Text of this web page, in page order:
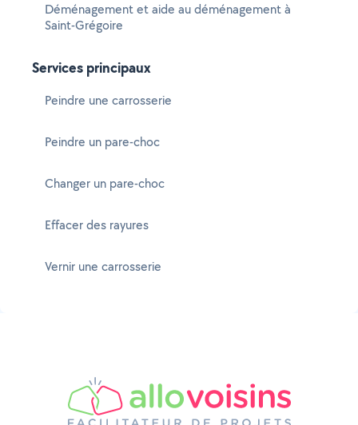
Déménagement et aide au déménagement à
Saint-Grégoire
Services principaux
Peindre une carrosserie
Peindre un pare-choc
Changer un pare-choc
Effacer des rayures
Vernir une carrosserie